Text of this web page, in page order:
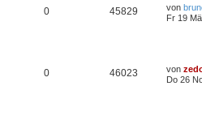
0 45829 von
Fr 19
0 46023 von
Do 26